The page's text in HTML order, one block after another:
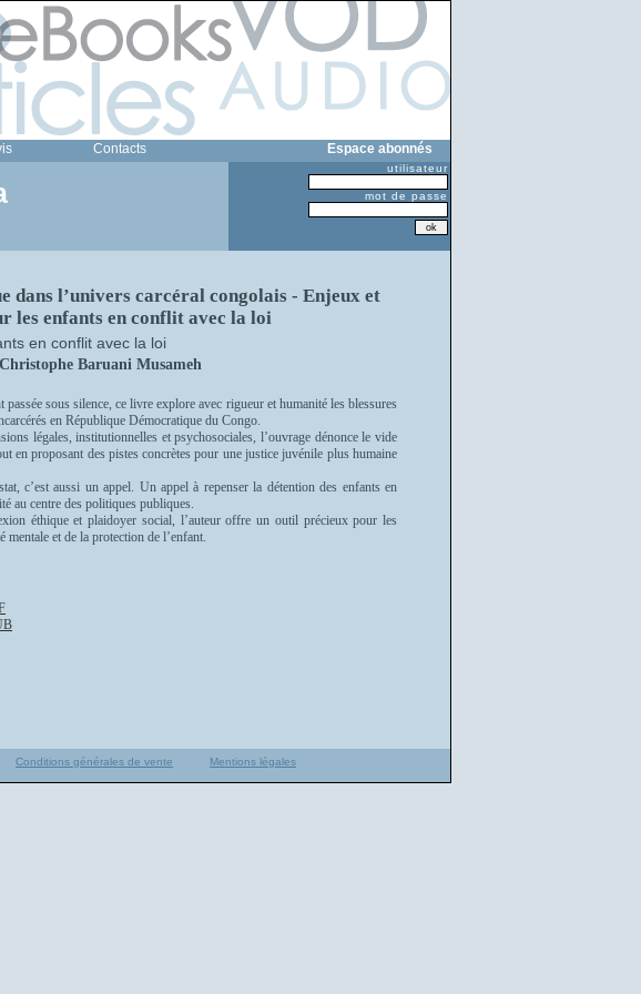
Contacts Espace abonnés
utilisateur
mot de passe
dans l’univers carcéral congolais - Enjeux et
les enfants en conflit avec la loi
en conflit avec la loi
Christophe Baruani Musameh
sous silence, ce livre explore avec rigueur et humanité les blessures
en République Démocratique du Congo.
légales, institutionnelles et psychosociales, l’ouvrage dénonce le vide
en proposant des pistes concrètes pour une justice juvénile plus humaine
c’est aussi un appel. Un appel à repenser la détention des enfants en
au centre des politiques publiques.
éthique et plaidoyer social, l’auteur offre un outil précieux pour les
mentale et de la protection de l’enfant.
Conditions générales de vente Mentions légales